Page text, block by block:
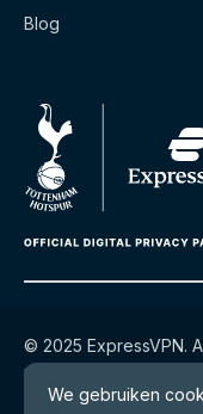
Blog
© 2025 ExpressVPN.
Privacybeleid
Gebruiksvoorwaarden